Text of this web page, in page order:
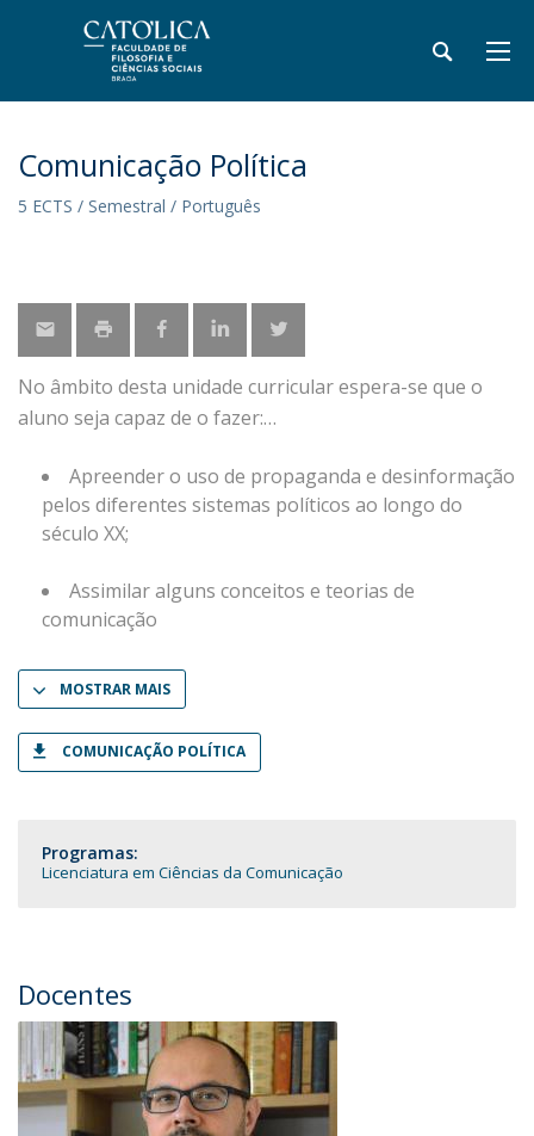
Comunicação Política
5 ECTS / Semestral / Português
No âmbito desta unidade curricular espera-se que o
aluno seja capaz de o fazer:
Apreender o uso de propaganda e desinformação
pelos diferentes sistemas políticos ao longo do
século XX;
Assimilar alguns conceitos e teorias de
comunicação
MOSTRAR MAIS
COMUNICAÇÃO POLÍTICA
Programas:
Licenciatura em Ciências da Comunicação
Docentes